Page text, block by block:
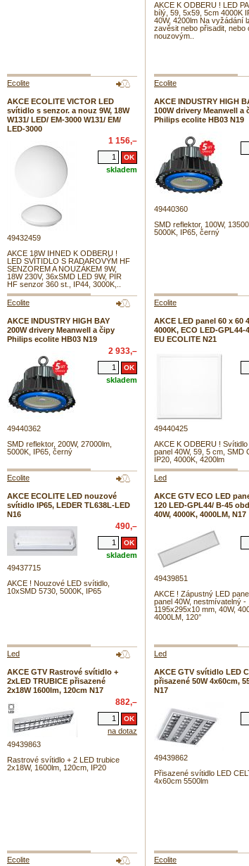
AKCE K ODBERU ! LED
bílý, 59, 5x59, 5cm 4000K
40W, 4200lm Na vyžádání
zavěsit nebo přisadit, nebo
nouzovým..
Ecolite
AKCE ECOLITE VICTOR LED
svítidlo s senzor. a nouz 9W, 18W
W131/ LED/ EM-3000 W131/ EM/
LED-3000
1 156,–
skladem
49432459
AKCE 18W IHNED K ODBERU !
LED SVÍTIDLO S RADAROVÝM HF
SENZOREM A NOUZÁKEM 9W,
18W 230V, 36xSMD LED 9W, PIR
HF senzor 360 st., IP44, 3000K,..
Ecolite
AKCE INDUSTRY HIGH
100W drivery Meanwell a
Philips ecolite HB03 N19
49440360
SMD reflektor, 100W,
5000K, IP65, černý
Ecolite
AKCE INDUSTRY HIGH BAY
200W drivery Meanwell a čipy
Philips ecolite HB03 N19
2 933,–
skladem
49440362
SMD reflektor, 200W, 27000lm,
5000K, IP65, černý
Ecolite
AKCE LED panel 60 x 60
4000K, ECO LED-GPL44-
EU ECOLITE N21
49440425
AKCE K ODBERU ! Svítidlo
panel 40W, 59, 5 cm, SMD
IP20, 4000K, 4200lm
Ecolite
AKCE ECOLITE LED nouzové
svítidlo IP65, LEDER TL638L-LED
N16
490,–
skladem
49437715
AKCE ! Nouzové LED svítidlo,
10xSMD 5730, 5000K, IP65
Led
AKCE GTV ECO LED
120 LED-GPL44/ B-45
40W, 4000K, 4000LM, N17
49439851
AKCE ! Zápustný LED
panel 40W, nestmívatelný -
1195x295x10 mm, 40W,
4000LM, 120°
Led
AKCE GTV Rastrové svítidlo +
2xLED TRUBICE přisazené
2x18W 1600lm, 120cm N17
882,–
na dotaz
49439863
Rastrové svítidlo + 2 LED trubice
2x18W, 1600lm, 120cm, IP20
Led
AKCE GTV svítidlo LED
přisazené 50W 4x60cm,
N17
49439862
Přisazené svítidlo LED
4x60cm 5500lm
Ecolite Ecolite